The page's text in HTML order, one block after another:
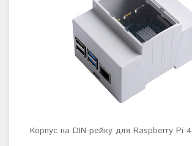
Корпус на DIN-рейку для Raspberry Pi 4